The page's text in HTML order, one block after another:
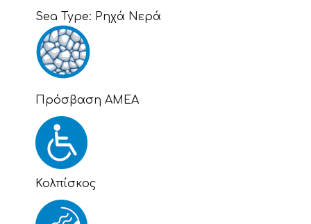
Sea Type: Ρηχά Νερά
Πρόσβαση ΑΜΕΑ
Κολπίσκος